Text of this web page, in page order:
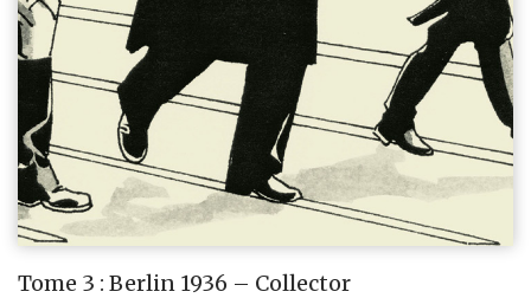
Tome 3 : Berlin 1936 – Collector